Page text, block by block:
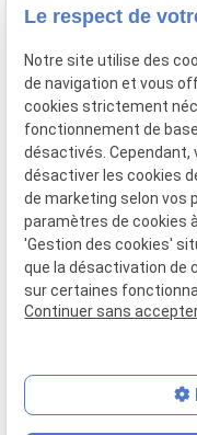
Droit immobilier
Droit des
Transactions
Contacter le
Mentions
légales
Siret :
Le respect de
Notre site utilise des
de navigation et vous
cookies strictement
fonctionnement de
désactivés. Cependant,
désactiver les cookies
de marketing selon vos
paramètres de cookies
'Gestion des cookies'
que la désactivation de
sur certaines
Continuer sans